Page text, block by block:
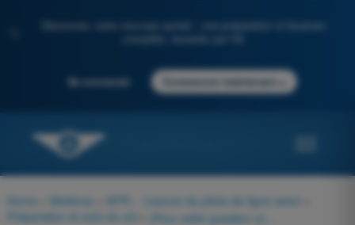
Découvrez notre nouveau portail : une préparation à l'examen
Se connecter Commencer maintenant
Home Matières ATPL - Licence de pilote de ligne avion
Préparation et suivi du vol